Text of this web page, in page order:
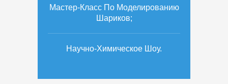
Мастер-Класс По Моделированию
Шариков;
Научно-Химическое Шоу.